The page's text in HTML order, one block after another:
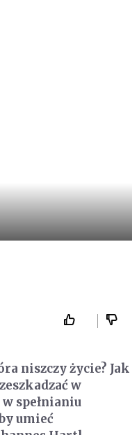
niszczy życie? Jak
w
spełnianiu
umieć